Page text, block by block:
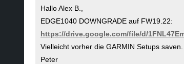
Hallo Alex B.,
EDGE1040 DOWNGRADE auf FW19.22:
https://drive.google.com/file/d/
Vielleicht vorher die GARMIN Setups saven.
Peter